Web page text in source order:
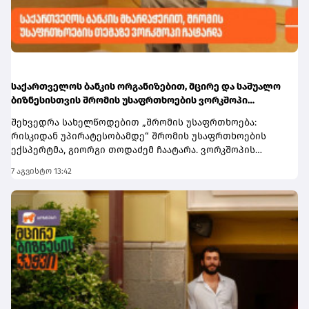
მობილბანკიდანდა sCoolApp-დან არის
შესაძლებელი.დამატებითი ინფორმაციის მისაღებად
ეწვიეთ ბმულს.
საქართველოს ბანკის ორგანიზებით, მცირე და საშუალო
ბიზნესისთვის შრომის უსაფრთხოების ვორკშოპი
შეხვედრა სახელწოდებით „შრომის უსაფრთხოება:
რისკიდან უპირატესობამდე“ შრომის უსაფრთხოების
ექსპერტმა, გიორგი თოდაძემ ჩაატარა. ვორკშოპის
იმის შესახებ, თუ როგორ იქცევა უსაფრთხოების
სტანდარტების დანერგვა ბიზნესის მდგრადი
განვითარების, ფინანსური სტაბილურობისა და
რეპუტაციის გაძლიერების ინსტრუმენტად.ღონისძიებაზე
განხილული იყო ისეთი მნიშვნელოვანი საკითხები,
როგორიცაა უსაფრთხოების ეკონომიკა და ინვესტიციის
უკუგება (ROI); როგორ გადაიქცეს უსაფრთხოება ბიზნესის
სტრატეგიულ უპირატესობად; თანამშრომელთა
რესურსების მართვა; ლიდერის როლი უსაფრთხოების
კულტურის ჩამოყალიბებაში და ნდობაზე დაფუძნებული
7 აგვისტო 13:42